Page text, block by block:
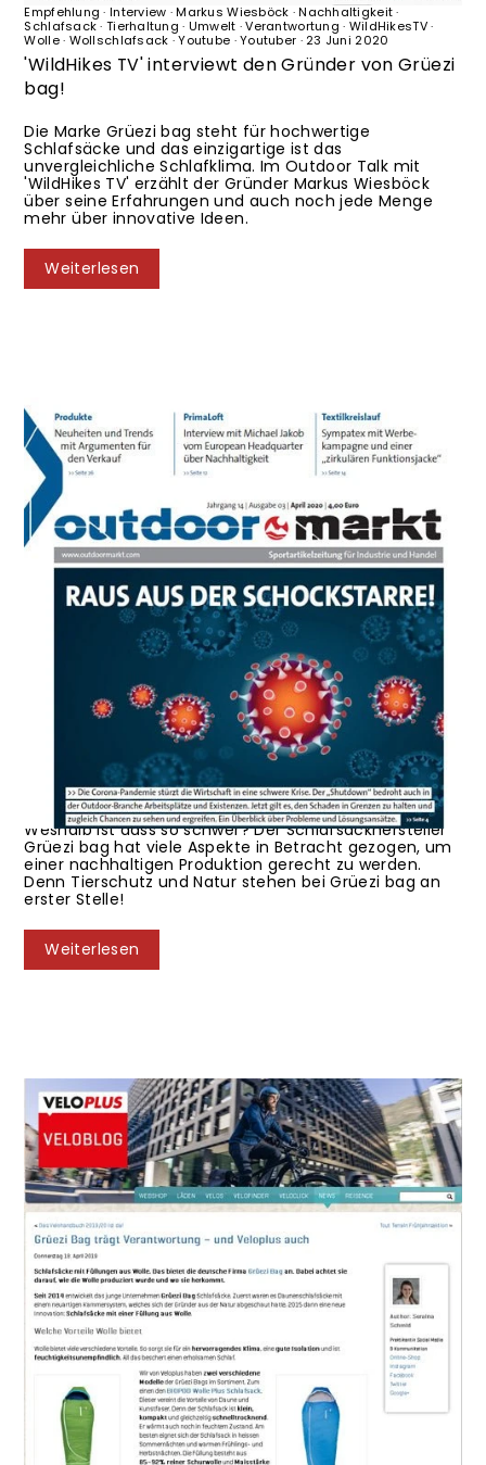
Empfehlung· Interview ·Markus Wiesböck ·Nachhaltigkeit·
Schlafsack· Tierhaltung· Umwelt ·Verantwortung· WildHikesTV·
Wolle· Wollschlafsack ·Youtube ·Youtuber ·23 Juni 2020
'WildHikes TV' interviewt den Gründer von Grüezi
bag!
Die Marke Grüezi bag steht für hochwertige
Schlafsäcke und das einzigartige ist das
unvergleichliche Schlafklima. Im Outdoor Talk mit
'WildHikes TV' erzählt der Gründer Markus Wiesböck
über seine Erfahrungen und auch noch jede Menge
mehr über innovative Ideen.
Weiterlesen
Biopod Biopod DownWool
Biopod DownWool
Biopod DownWool Nature·Biopod Schlafsack
Nachhaltigkeit·Naturbursche·Outdoor · Outdoormarkt
Magagzin·Schlafsack·Tierhaltung·Wolle Wollschlafsack·
·zur Firma·18 Juni 2020
Zeitschrift 'Outdoormarkt' informiert -
Nachhaltigkeit und Grüezi bag!
Es ist eine Herausforderung nachhaltig zu produzieren.
Weshalb ist dass so schwer? Der Schlafsackhersteller
Grüezi bag hat viele Aspekte in Betracht gezogen, um
einer nachhaltigen Produktion gerecht zu werden.
Denn Tierschutz und Natur stehen bei Grüezi bag an
erster Stelle!
Weiterlesen
Almwolle·Biopod·Biopod DownWool·Biopod DownWool Nature·
Biopod Schlafsack·Biopod Wolle DownWool
Kinder·Kinderschlafsack
Naturschlafsack
Tierhaltung·Veloplus Verantwortung Wolle
Wollschlafsack
29 Mai 2019
Veloplus berichtet - Nachhaltigkeit und
Verantwortung bei Grüezi bag!